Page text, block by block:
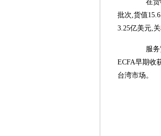
在货物
批次,货值
3.25亿美元,
服务贸
ECFA早期收
台湾市场。